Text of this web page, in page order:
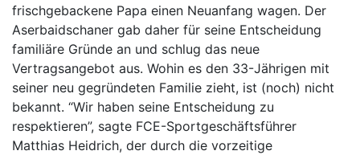
frischgebackene Papa einen Neuanfang wagen. Der
Aserbaidschaner gab daher für seine Entscheidung
familiäre Gründe an und schlug das neue
Vertragsangebot aus. Wohin es den 33-Jährigen mit
seiner neu gegründeten Familie zieht, ist (noch) nicht
bekannt. “Wir haben seine Entscheidung zu
respektieren”, sagte FCE-Sportgeschäftsführer
Matthias Heidrich, der durch die vorzeitige